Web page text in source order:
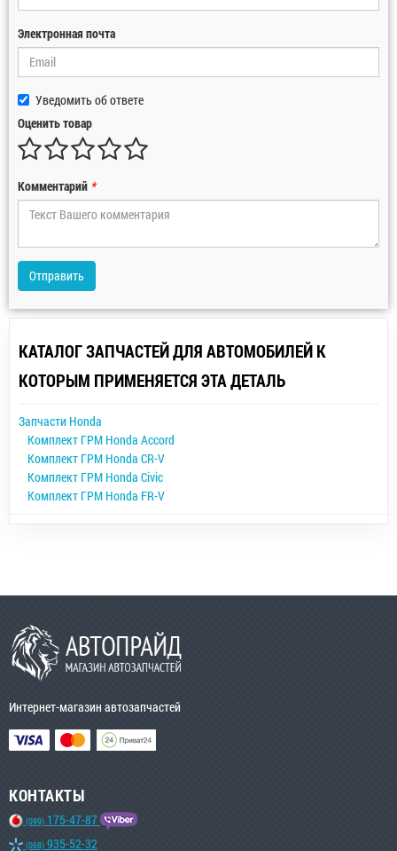
Электронная почта
Уведомить об ответе
Оценить товар
Комментарий *
Отправить
КАТАЛОГ ЗАПЧАСТЕЙ ДЛЯ АВТОМОБИЛЕЙ К
КОТОРЫМ ПРИМЕНЯЕТСЯ ЭТА ДЕТАЛЬ
Запчасти Honda
Комплект ГРМ Honda Accord
Комплект ГРМ Honda CR-V
Комплект ГРМ Honda Civic
Комплект ГРМ Honda FR-V
Интернет-магазин автозапчастей
КОНТАКТЫ
(099) 175-47-87
(068) 935-52-32